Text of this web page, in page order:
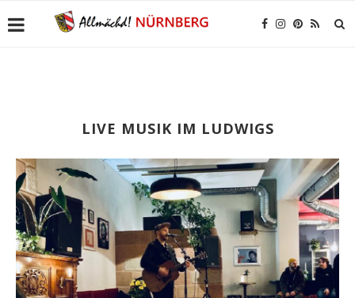
LIVE MUSIK IM LUDWIGS